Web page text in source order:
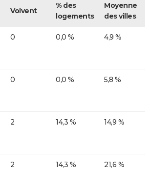
Volvent
% des
logements
Moyenne
des villes
0 0,0 % 4,9 %
0 0,0 % 5,8 %
2 14,3 % 14,9 %
2 14,3 % 21,6 %